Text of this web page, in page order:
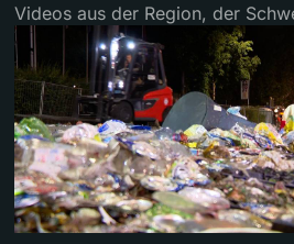
Videos aus der Region, der